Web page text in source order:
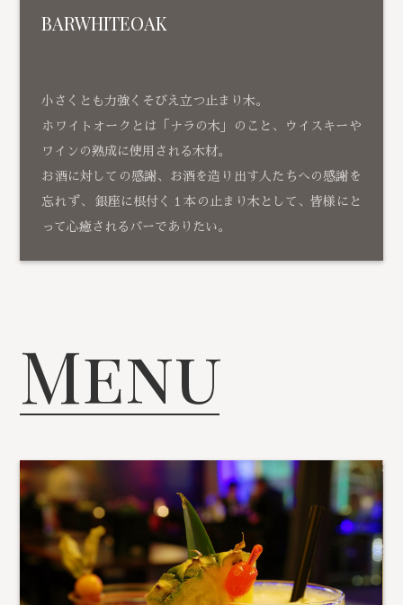
BARWHITEOAK
小さくとも力強くそびえ立つ止まり木。
ホワイトオークとは「ナラの木」のこと、ウイスキーや
ワインの熟成に使用される木材。
お酒に対しての感謝、お酒を造り出す人たちへの感謝を
忘れず、 銀座に根付く１本の止まり木として、皆様にと
って心癒されるバーでありたい。
Menu